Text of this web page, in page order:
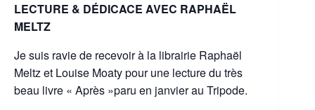
LECTURE & DÉDICACE AVEC RAPHAËL
MELTZ
Je suis ravie de recevoir à la librairie Raphaël
Meltz et Louise Moaty pour une lecture du très
beau livre « Après »paru en janvier au Tripode.